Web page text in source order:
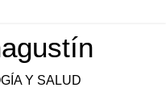
Y SALUD